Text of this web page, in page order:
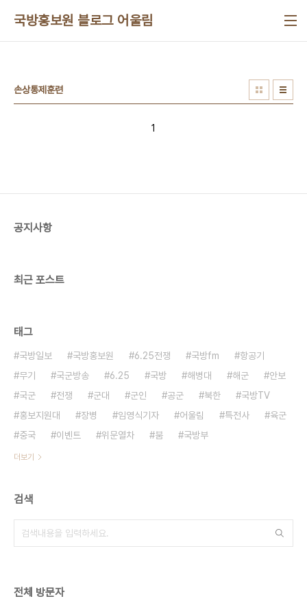
국방홍보원 블로그 어울림
손상통제훈련
1
공지사항
최근 포스트
태그
국방일보 국방홍보원 6.25전쟁 국방fm
항공기
무기
국군방송 6.25 국방 해병대 해군
안보
국군
전쟁 군대 군인 공군 북한
국방TV
홍보지원대
장병 임영식기자 어울림 특전사
육군
중국
이벤트 위문열차 붐 국방부
더보기
검색
전체 방문자